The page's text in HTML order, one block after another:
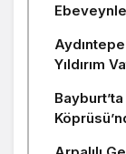
Yıldırım